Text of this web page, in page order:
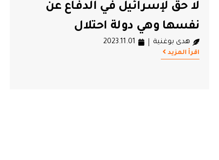
لا حق لإسرائيل في الدفاع عن
نفسها وهي دولة احتلال
هدى بوغنية 2023.11.01
اقرأ المزيد